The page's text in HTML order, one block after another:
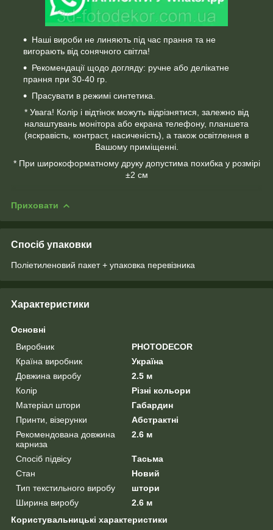
Наші вироби не линяють під час прання та не
вигорають від сонячного світла!
Рекомендації щодо догляду: ручне або делікатне
прання при 30-40 гр.
Прасувати в режимі синтетика.
* Увага! Колір і відтінок можуть відрізнятися, залежно від
налаштувань монітора або екрана телефону, планшета
(яскравість, контраст, насиченість), а також освітлення в
Вашому приміщенні.
* При широкоформатному друку допустима похибка у розмірі
±2 см
Приховати
Спосіб упаковки
Поліетиленовий пакет + упаковка перевізника
Характеристики
Основні
Виробник
PHOTODECOR
Країна виробник
Україна
Довжина виробу
2.5 м
Колір
Різні кольори
Матеріал штори
Габардин
Принти, візерунки
Абстрактні
Рекомендована довжина
карниза
2.6 м
Спосіб підвісу
Тасьма
Стан
Новий
Тип текстильного виробу
штори
Ширина виробу
2.6 м
Користувальницькі характеристики